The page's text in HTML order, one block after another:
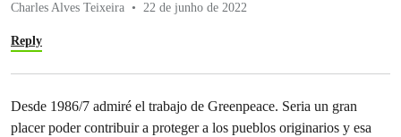
Charles Alves Teixeira 22 de junho de 2022
Reply
Desde 1986/7 admiré el trabajo de Greenpeace. Seria un gran
placer poder contribuir a proteger a los pueblos originarios y esa